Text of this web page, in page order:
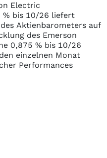
Electric
% bis 10/26 liefert
Aktienbarometers auf
des Emerson
0,875 % bis 10/26
einzelnen Monat
Performances